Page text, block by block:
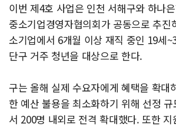
이번 제4호 사업은 인천 서해구와 하나
중소기업경영자협의회가 공동으로 추진
소기업에서 6개월 이상 재직 중인 19세
단구 거주 청년을 대상으로 한다.
구는 올해 실제 수요자에게 혜택을 확대
한 예산 불용을 최소화하기 위해 선정
서 200명 내외로 전격 확대했다. 또한